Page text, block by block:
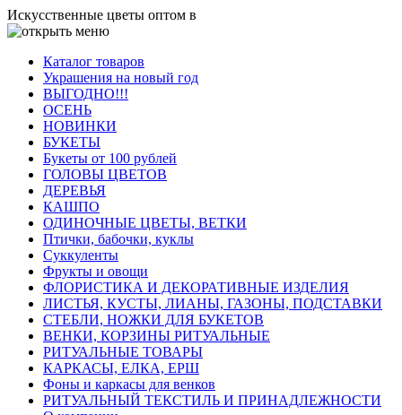
Искусственные цветы оптом в
Каталог товаров
Украшения на новый год
ВЫГОДНО!!!
ОСЕНЬ
НОВИНКИ
БУКЕТЫ
Букеты от 100 рублей
ГОЛОВЫ ЦВЕТОВ
ДЕРЕВЬЯ
КАШПО
ОДИНОЧНЫЕ ЦВЕТЫ, ВЕТКИ
Птички, бабочки, куклы
Суккуленты
Фрукты и овощи
ФЛОРИСТИКА И ДЕКОРАТИВНЫЕ ИЗДЕЛИЯ
ЛИСТЬЯ, КУСТЫ, ЛИАНЫ, ГАЗОНЫ, ПОДСТАВКИ
СТЕБЛИ, НОЖКИ ДЛЯ БУКЕТОВ
ВЕНКИ, КОРЗИНЫ РИТУАЛЬНЫЕ
РИТУАЛЬНЫЕ ТОВАРЫ
КАРКАСЫ, ЕЛКА, ЕРШ
Фоны и каркасы для венков
РИТУАЛЬНЫЙ ТЕКСТИЛЬ И ПРИНАДЛЕЖНОСТИ